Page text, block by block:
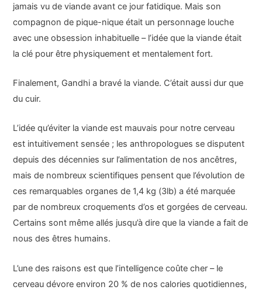
jamais vu de viande avant ce jour fatidique. Mais son
compagnon de pique-nique était un personnage louche
avec une obsession inhabituelle – l’idée que la viande était
la clé pour être physiquement et mentalement fort.
Finalement, Gandhi a bravé la viande. C’était aussi dur que
du cuir.
L’idée qu’éviter la viande est mauvais pour notre cerveau
est intuitivement sensée ; les anthropologues se disputent
depuis des décennies sur l’alimentation de nos ancêtres,
mais de nombreux scientifiques pensent que l’évolution de
ces remarquables organes de 1,4 kg (3lb) a été marquée
par de nombreux croquements d’os et gorgées de cerveau.
Certains sont même allés jusqu’à dire que la viande a fait de
nous des êtres humains.
L’une des raisons est que l’intelligence coûte cher – le
cerveau dévore environ 20 % de nos calories quotidiennes,